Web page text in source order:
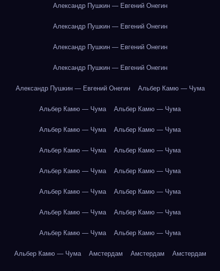
Александр Пушкин — Евгений Онегин
Александр Пушкин — Евгений Онегин
Александр Пушкин — Евгений Онегин
Александр Пушкин — Евгений Онегин
Александр Пушкин — Евгений Онегин Альбер Камю — Чума
Альбер Камю — Чума Альбер Камю — Чума
Альбер Камю — Чума Альбер Камю — Чума
Альбер Камю — Чума Альбер Камю — Чума
Альбер Камю — Чума Альбер Камю — Чума
Альбер Камю — Чума Альбер Камю — Чума
Альбер Камю — Чума Альбер Камю — Чума
Альбер Камю — Чума Альбер Камю — Чума
Альбер Камю — Чума Амстердам Амстердам Амстердам